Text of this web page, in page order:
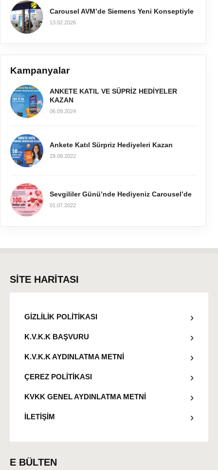
Carousel AVM’de Siemens Yeni Konseptiyle
13.02.2026
Kampanyalar
ANKETE KATIL VE SÜPRİZ HEDİYELER
KAZAN
06.09.2024
Ankete Katıl Sürpriz Hediyeleri Kazan
29.08.2022
Sevgililer Günü’nde Hediyeniz Carousel’de
01.07.2022
SİTE HARİTASI
GİZLİLİK POLİTİKASI
K.V.K.K BAŞVURU
K.V.K.K AYDINLATMA METNİ
ÇEREZ POLİTİKASI
KVKK GENEL AYDINLATMA METNİ
İLETİŞİM
E BÜLTEN